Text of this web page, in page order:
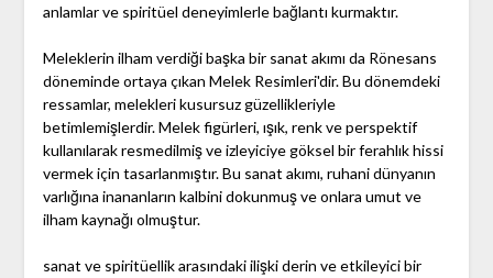
anlamlar ve spiritüel deneyimlerle bağlantı kurmaktır.
Meleklerin ilham verdiği başka bir sanat akımı da Rönesans
döneminde ortaya çıkan Melek Resimleri'dir. Bu dönemdeki
ressamlar, melekleri kusursuz güzellikleriyle
betimlemişlerdir. Melek figürleri, ışık, renk ve perspektif
kullanılarak resmedilmiş ve izleyiciye göksel bir ferahlık hissi
vermek için tasarlanmıştır. Bu sanat akımı, ruhani dünyanın
varlığına inananların kalbini dokunmuş ve onlara umut ve
ilham kaynağı olmuştur.
sanat ve spiritüellik arasındaki ilişki derin ve etkileyici bir